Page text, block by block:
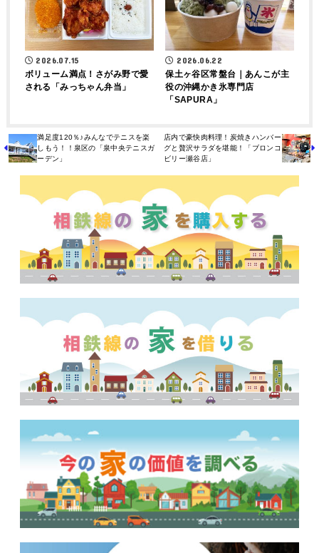
2026.07.15
ボリューム満点！さがみ野で愛
される「みっちゃん弁当」
2026.06.22
保土ヶ谷区常盤台｜あんこが主
役の沖縄かき氷専門店
「SAPURA」
満足度120％♪みんなでテニスを楽
しもう！！泉区の「泉中央テニスガ
ーデン」
店内で豪快肉料理！炭焼きハンバー
グと贅沢サラダを堪能！「ブロンコ
ビリー瀬谷店」